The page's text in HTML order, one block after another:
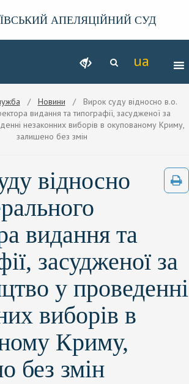
АПЕЛЯЦІЙНИЙ СУД
/ Новини / Вирок суду відносно в.о.
видання та типографії, засудженої за
незаконних виборів в окупованому Криму,
залишено без змін
відносно
видання та
засудженої за
у проведенні
виборів в
Криму,
без змін